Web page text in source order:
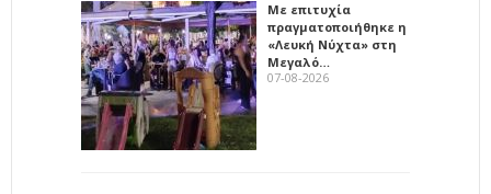
Με επιτυχία
πραγματοποιήθηκε η
«Λευκή Νύχτα» στη
Μεγαλό…
07-08-2026